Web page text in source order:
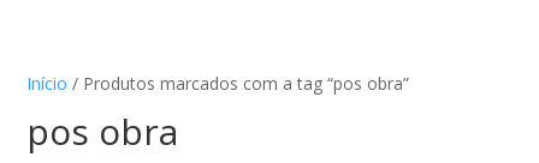
Início / Produtos marcados com a tag “pos obra”
pos obra